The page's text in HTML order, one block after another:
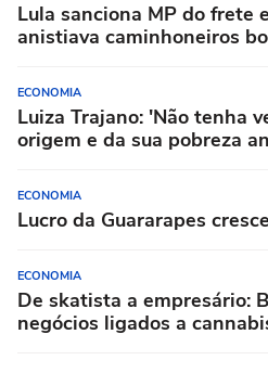
Lula sanciona MP do frete
anistiava caminhoneiros
ECONOMIA
Luiza Trajano: 'Não tenha
origem e da sua pobreza
ECONOMIA
Lucro da Guararapes
ECONOMIA
De skatista a empresário:
negócios ligados a